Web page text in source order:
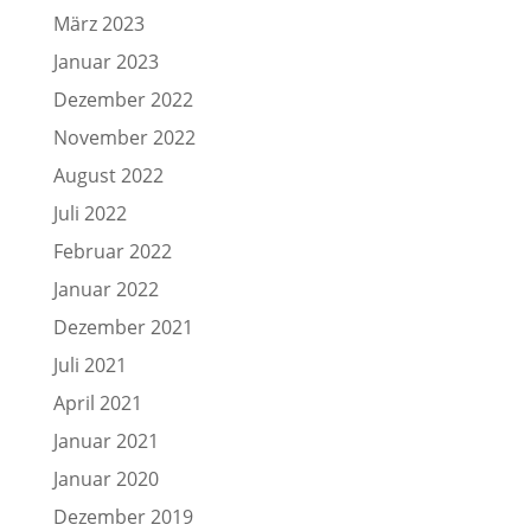
März 2023
Januar 2023
Dezember 2022
November 2022
August 2022
Juli 2022
Februar 2022
Januar 2022
Dezember 2021
Juli 2021
April 2021
Januar 2021
Januar 2020
Dezember 2019